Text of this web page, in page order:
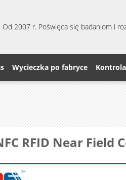
Od 2007 r. Poświęca się badaniom i
Wycieczka po fabryce
RFID Near